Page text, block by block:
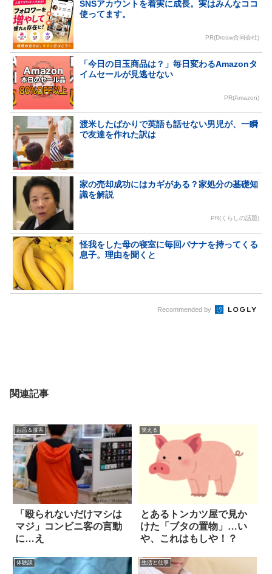
SNSアカウントを着実に成長。実はみんなココ
使ってます。
PR(Dreaw合同会社)
「今日の目玉商品は？」毎日変わるAmazonタ
イムセールが見逃せない
PR(Amazon)
渡米したばかりで英語も話せない男児が、一瞬
で友達を作れた訳は
家の売却成功にはカギがある？家処分の基礎知
識を解説
PR(くらしの話題)
怪我をした母の寝室に毎回バナナを持ってくる
息子。理由を聞くと
Recommended by
関連記事
お店＆接客
「殴られないだけマシは
マジ」コンビニ客の言動
に…え
笑える
とあるトンカツ屋で見か
けた「ブタの置物」…い
や、これはもしや！？
体験談 生活と仕事